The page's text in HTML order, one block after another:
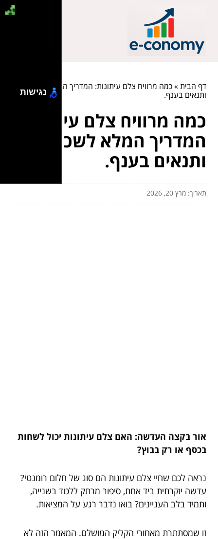
דף הבית»כמה מרוויח צלם עיתונות: המדריך המלא לשכר
ותנאים בענף.
כמה מרוויח צלם עיתונות:
המדריך המלא לשכר
ותנאים בענף.
תאריך: מרץ 20, 2026
אור בקצה העדשה: האם צלם עיתונות יכול לשחות
בכסף או רק בבוץ?
נראה לכם שחיי צלם עיתונות הם סוג של חלום רומנטי?
עדשה יוקרתית ביד אחת, סיפור מרתק ללכוד בשנייה,
ותמיד בלב העניינים? בואו נדבר רגע על המציאות.
זו שמסתתרת מאחורי הקליק המושלם. המאמר הזה לא
נגישות